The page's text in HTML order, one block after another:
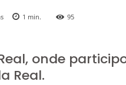
1 min. 95
onde
Real.